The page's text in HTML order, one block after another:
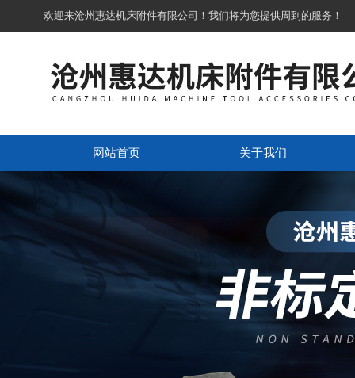
欢迎来沧州惠达机床附件有限公司！我们将为您提供周到的服务！
网站首页 关于我们